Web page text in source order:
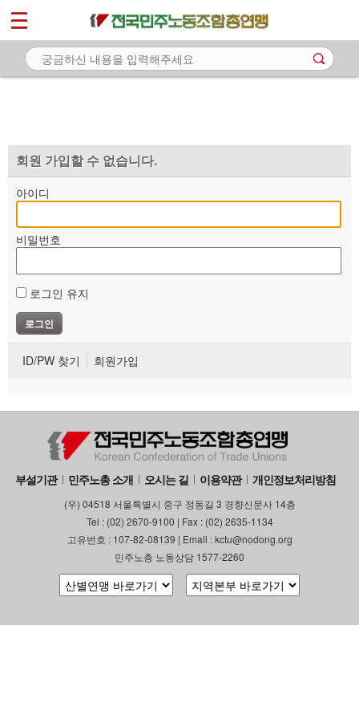
회원 가입할 수 없습니다.
아이디
비밀번호
로그인 유지
ID/PW 찾기 회원가입
부설기관 민주노총 소개 오시는 길 이용약관 개인정보처리방침
(우) 04518 서울특별시 중구 정동길 3 경향신문사 14층
Tel : (02) 2670-9100 | Fax : (02) 2635-1134
고유번호 : 107-82-08139 | Email : kctu@nodong.org
민주노총 노동상담 1577-2260
마이페이지
소개
자료
부설기관